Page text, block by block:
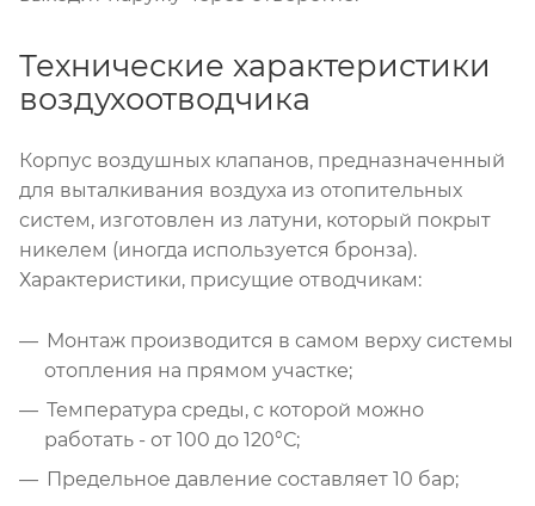
Технические характеристики
воздухоотводчика
Корпус воздушных клапанов, предназначенный
для выталкивания воздуха из отопительных
систем, изготовлен из латуни, который покрыт
никелем (иногда используется бронза).
Характеристики, присущие отводчикам:
Монтаж производится в самом верху системы
отопления на прямом участке;
Температура среды, с которой можно
работать - от 100 до 120°С;
Предельное давление составляет 10 бар;